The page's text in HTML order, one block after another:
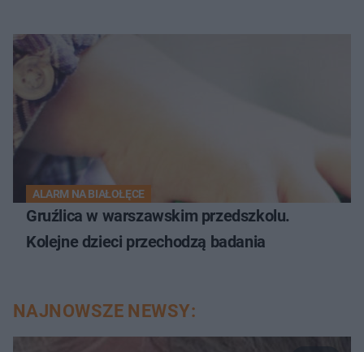
ALARM NA BIAŁOŁĘCE
Gruźlica w warszawskim przedszkolu.
Kolejne dzieci przechodzą badania
NAJNOWSZE NEWSY: